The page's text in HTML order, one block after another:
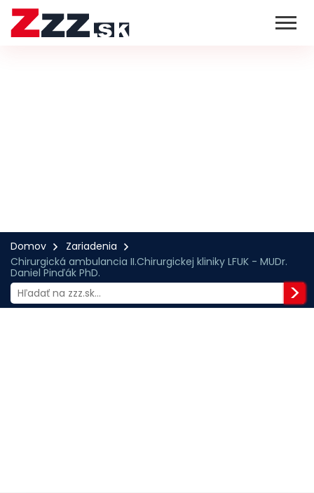
Domov
Zariadenia
Chirurgická ambulancia II.Chirurgickej kliniky LFUK - MUDr.
Daniel Pinďák PhD.